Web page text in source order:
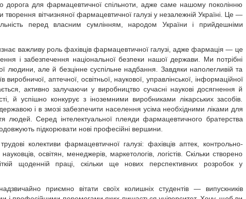
дорога для фармацевтичної спільноти, адже саме нашому поколінню
творення вітчизняної фармацевтичної галузі у незалежній Україні. Це —
перед власним сумлінням, народом України і прийдешніми
важливу роль фахівців фармацевтичної галузі, адже фармація — це
і забезпечення національної безпеки нашої держави. Ми потрібні
але й безцінне суспільне надбання. Завдяки наполегливій та
виробничої, аптечної, освітньої, наукової, управлінської, інформаційної
активно залучаючи у виробництво сучасні наукові досягнення й
й успішно конкурує з іноземними виробниками лікарських засобів.
і в змозі забезпечити населення усіма необхідними ліками для
людей. Серед інтелектуальної плеяди фармацевтичного братерства
підкорювати нові професійні вершини.
колективи фармацевтичної галузі: фахівців аптек, контрольно-
освітян, менеджерів, маркетологів, логістів. Скільки створено
щоденній праці, скільки ще нових перспективних розробок у
приємно вітати своїх колишніх студентів — випускників